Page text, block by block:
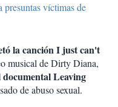
presuntas víctimas de
la canción I just can't
musical de Dirty Diana,
documental Leaving
de abuso sexual.